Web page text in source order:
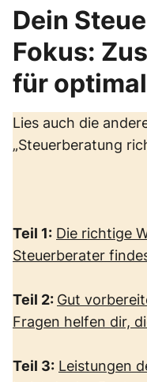
Dein
Fokus:
für
Lies auch die
„Steuerberatung
Teil 1: Die richtige
Steuerberater
Teil 2: Gut
Fragen helfen dir,
Teil 3: Leistungen